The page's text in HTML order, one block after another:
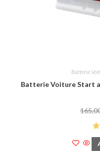
Batterie
Batterie Voiture Start